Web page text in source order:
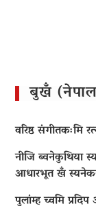
बुखँ
वरिष्ठ संगीतकःमि
नीजि ब्वनेकुथिया
आधारभूत खँ स्यनेकने
पुलांम्ह च्वमि